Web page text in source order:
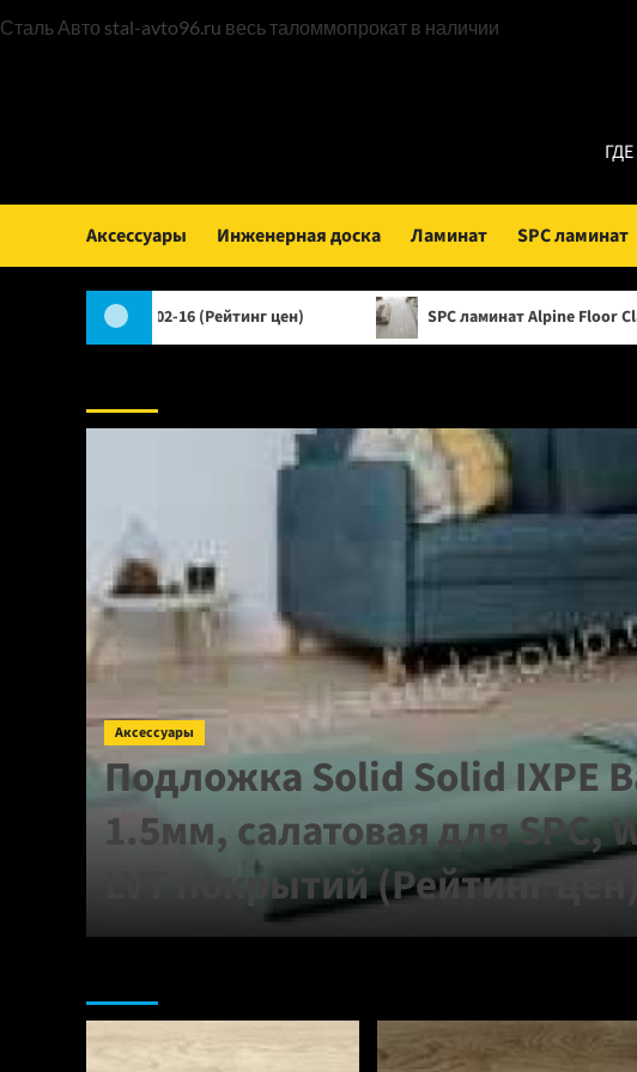
Сталь Авто stal-avto96.ru весь таломмопрокат в наличии
Аксессуары Инженерная доска Ламинат SPC ламинат
1002-16 (Рейтинг цен) SPC ламинат Alpine Floor Classic Light 34
Аксессуары
Подложка Solid Solid IXPE
1.5мм, салатовая для SPC,
LVT покрытий (Рейтинг цен)